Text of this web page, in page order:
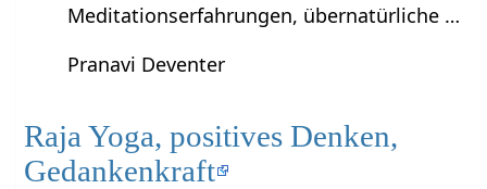
Meditationserfahrungen, übernatürliche …
Pranavi Deventer
Raja Yoga, positives Denken,
Gedankenkraft